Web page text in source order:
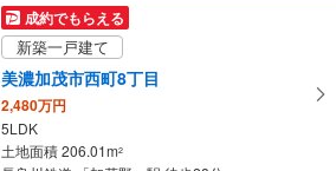
成約でもらえる
新築一戸建て
美濃加茂市西町8丁目
2,480万円
5LDK
土地面積 206.01m2